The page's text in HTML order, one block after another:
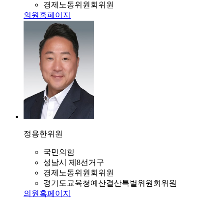
경제노동위원회위원
의원홈페이지
정용한위원
국민의힘
성남시 제8선거구
경제노동위원회위원
경기도교육청예산결산특별위원회위원
의원홈페이지